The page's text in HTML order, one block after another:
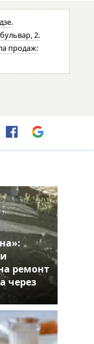
2.
продаж:
ремонт
через